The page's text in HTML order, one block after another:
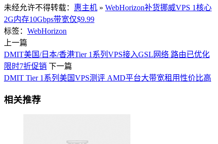
未经允许不得转载： 惠主机 » WebHorizon补货挪威VPS 1核心
2G内存10Gbps带宽仅$9.99
标签： WebHorizon
上一篇
DMIT美国/日本/香港Tier 1系列VPS接入GSL网络 路由已优化
限时7折促销 下一篇
DMIT Tier 1系列美国VPS测评 AMD平台大带宽租用性价比高
相关推荐